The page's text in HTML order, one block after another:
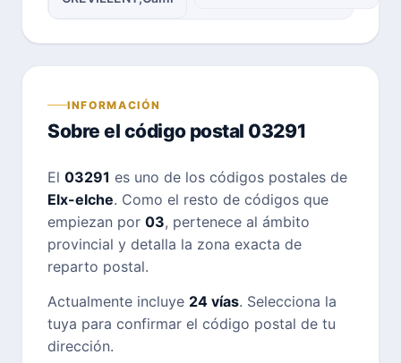
INFORMACIÓN
Sobre el código postal 03291
El 03291 es uno de los códigos postales de
Elx-elche. Como el resto de códigos que
empiezan por 03, pertenece al ámbito
provincial y detalla la zona exacta de
reparto postal.
Actualmente incluye 24 vías. Selecciona la
tuya para confirmar el código postal de tu
dirección.